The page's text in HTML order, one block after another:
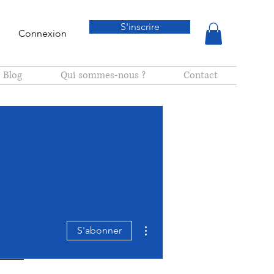
Connexion
S'inscrire
Blog Qui sommes-nous ? Contact
S'abonner